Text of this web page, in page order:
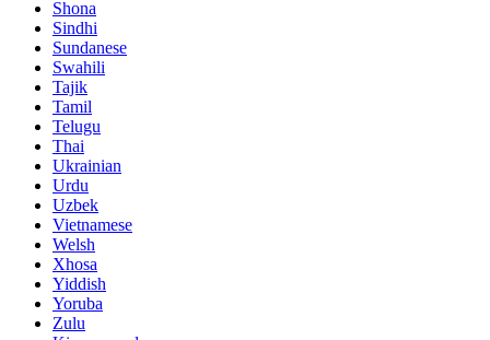
Shona
Sindhi
Sundanese
Swahili
Tajik
Tamil
Telugu
Thai
Ukrainian
Urdu
Uzbek
Vietnamese
Welsh
Xhosa
Yiddish
Yoruba
Zulu